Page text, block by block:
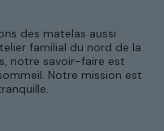
pour
la
douceur aux
des matelas aussi
familial du nord de la
notre savoir-faire est
Notre mission est